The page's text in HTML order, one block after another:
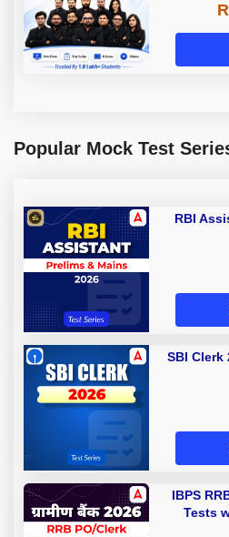
Popular Mock Test
RBI
SBI Clerk
IBPS
Tests